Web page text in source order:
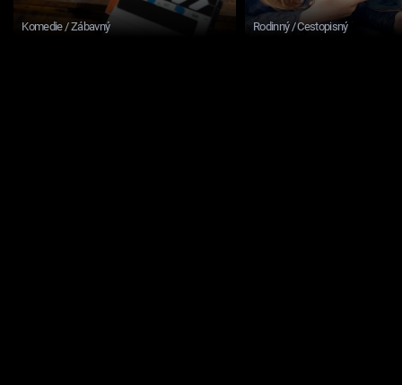
Komedie / Zábavný Rodinný / Cestopisný